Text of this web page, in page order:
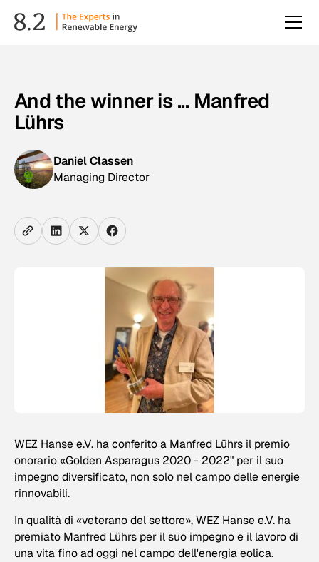
And the winner is ... Manfred
Lührs
Daniel Classen
Managing Director
WEZ Hanse e.V. ha conferito a Manfred Lührs il premio
onorario «Golden Asparagus 2020 - 2022" per il suo
impegno diversificato, non solo nel campo delle energie
rinnovabili.
In qualità di «veterano del settore», WEZ Hanse e.V. ha
premiato Manfred Lührs per il suo impegno e il lavoro di
una vita fino ad oggi nel campo dell'energia eolica.